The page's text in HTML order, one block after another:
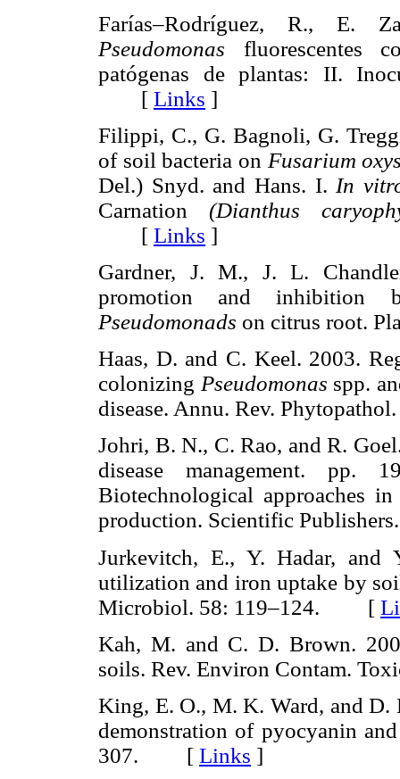
Farías–Rodríguez, R., E.
Pseudomonas fluorescentes
patógenas de plantas: II.
[ Links ]
Filippi, C., G. Bagnoli, G.
of soil bacteria on Fusarium
Del.) Snyd. and Hans. I. In
Carnation(Dianthus
[ Links ]
Gardner, J. M., J. L.
promotion and inhibition
Pseudomonads on citrus root.
Haas, D. and C. Keel. 2003.
colonizing Pseudomonas spp.
disease. Annu. Rev.
Johri, B. N., C. Rao, and R.
disease management. pp.
Biotechnological approaches
production. Scientific
Jurkevitch, E., Y. Hadar, and
utilization and iron uptake by
Microbiol. 58: 119–124. [
Kah, M. and C. D. Brown.
soils. Rev. Environ Contam.
King, E. O., M. K. Ward, and D.
demonstration of pyocyanin
307. [ Links ]